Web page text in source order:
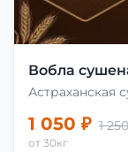
Вобла
Астраханская
1 050 ₽ 1
от 30кг